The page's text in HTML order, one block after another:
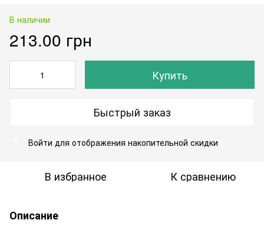
В наличии
213.00 грн
Купить
Быстрый заказ
Войти для отображения накопительной скидки
В избранное К сравнению
Описание